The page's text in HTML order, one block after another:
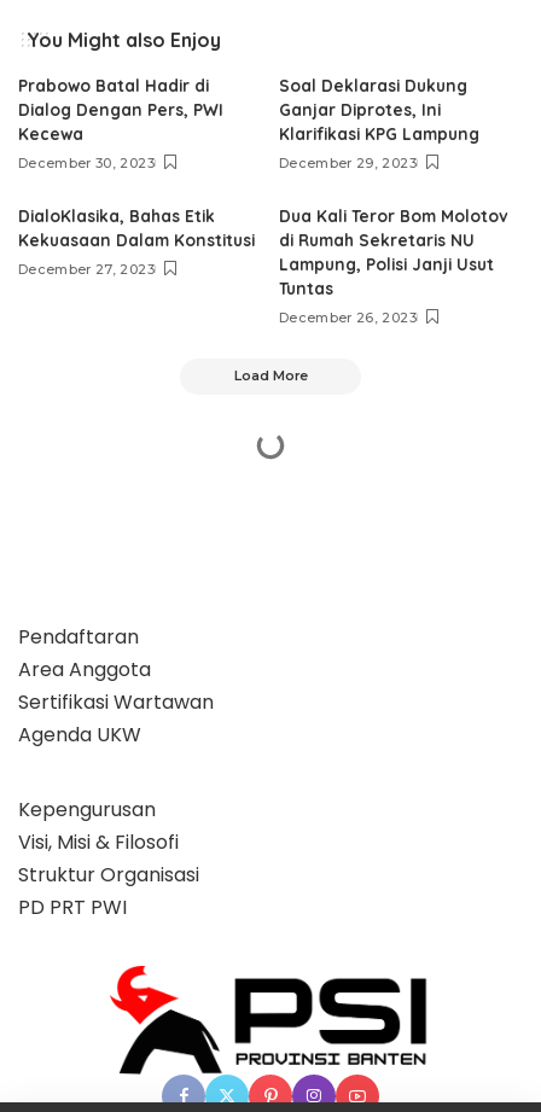
You Might also Enjoy
Prabowo Batal Hadir di
Dialog Dengan Pers, PWI
Kecewa
December 30, 2023
Soal Deklarasi Dukung
Ganjar Diprotes, Ini
Klarifikasi KPG Lampung
December 29, 2023
DialoKlasika, Bahas Etik
Kekuasaan Dalam Konstitusi
December 27, 2023
Dua Kali Teror Bom Molotov
di Rumah Sekretaris NU
Lampung, Polisi Janji Usut
Tuntas
December 26, 2023
Load More
Pendaftaran
Area Anggota
Sertifikasi Wartawan
Agenda UKW
Kepengurusan
Visi, Misi & Filosofi
Struktur Organisasi
PD PRT PWI